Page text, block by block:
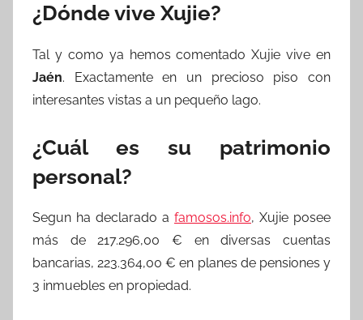
¿Dónde vive Xujie?
Tal y como ya hemos comentado Xujie vive en
Jaén. Exactamente en un precioso piso con
interesantes vistas a un pequeño lago.
¿Cuál es su patrimonio
personal?
Segun ha declarado a famosos.info, Xujie posee
más de 217.296,00 € en diversas cuentas
bancarias, 223.364,00 € en planes de pensiones y
3 inmuebles en propiedad.